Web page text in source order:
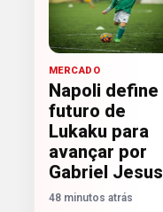
MERCADO
Napoli define
futuro de
Lukaku para
avançar por
Gabriel Jesus
48 minutos atrás